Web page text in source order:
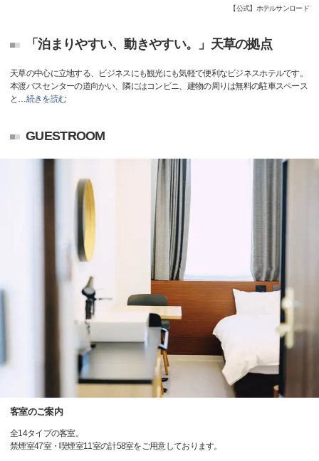
【公式】ホテルサンロード
「泊まりやすい、動きやすい。」天草の拠点
天草の中心に立地する、ビジネスにも観光にも気軽で便利なビジネスホテルです。
本渡バスセンターの道向かい、隣にはコンビニ、建物の周りは無料の駐車スペース
と …続きを読む
GUESTROOM
客室のご案内
全14タイプの客室。
禁煙室47室・喫煙室11室の計58室をご用意しております。